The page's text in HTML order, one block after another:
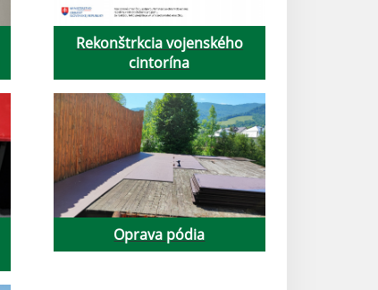
Rekonštrkcia vojenského
cintorína
Oprava pódia